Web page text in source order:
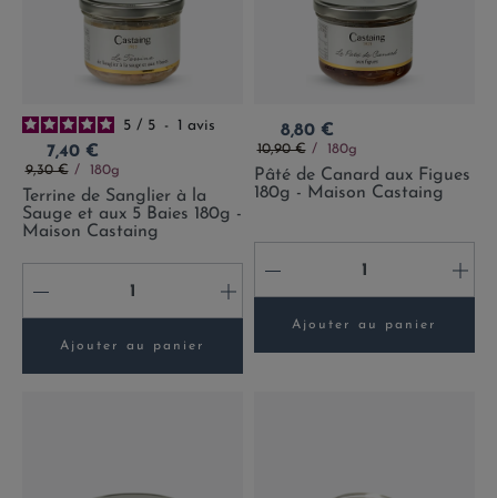
5 / 5 - 1 avis
Prix
7,40 €
Prix de base
9,30 € 180g
Terrine de Sanglier à la
Sauge et aux 5 Baies 180g -
Maison Castaing
- +
Ajouter au panier
Prix
8,80 €
Prix de base
10,90 € 180g
Pâté de Canard aux Figues
180g - Maison Castaing
- +
Ajouter au panier